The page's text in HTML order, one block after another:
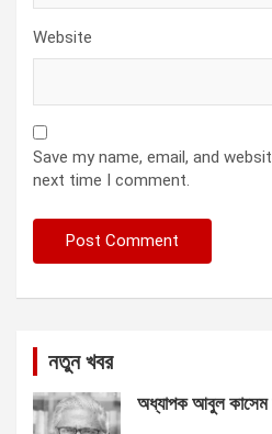
Website
Save my name, email, and
next time I comment.
নতুন খবর
অধ্যাপক আবুল